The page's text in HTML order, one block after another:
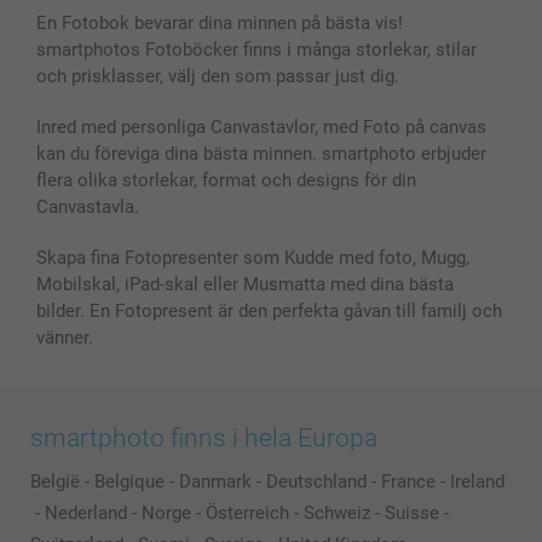
Skal till Mobil & Surfplatta
MyNameBook
Fotoramar & Tillbehör
Presentkort
Alla fotoprodukter
Sitemap
Villkor och garantier
smartbonus
Priser & betalning
En Fotobok bevarar dina minnen på bästa vis!
smartphotos Fotoböcker finns i många storlekar, stilar
och prisklasser, välj den som passar just dig.
Inred med personliga Canvastavlor, med Foto på canvas
kan du föreviga dina bästa minnen. smartphoto erbjuder
flera olika storlekar, format och designs för din
Canvastavla.
Skapa fina Fotopresenter som Kudde med foto, Mugg,
Mobilskal, iPad-skal eller Musmatta med dina bästa
bilder. En Fotopresent är den perfekta gåvan till familj och
vänner.
smartphoto finns i hela Europa
België - Belgique - Danmark - Deutschland - France - Ireland
- Nederland - Norge - Österreich - Schweiz - Suisse -